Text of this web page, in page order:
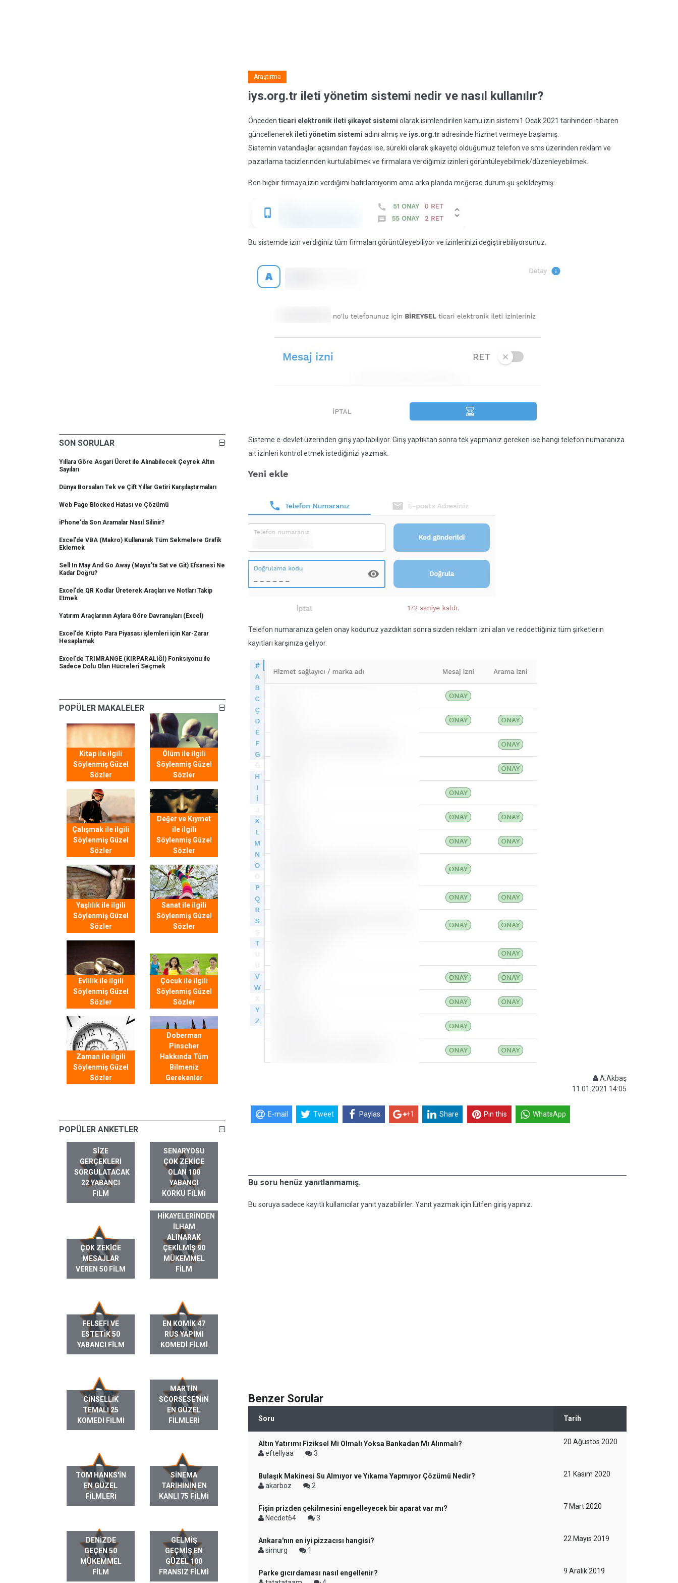
SON SORULAR
Yıllara Göre Asgari Ücret ile Alınabilecek Çeyrek Altın
Sayıları
Dünya Borsaları Tek ve Çift Yıllar Getiri Karşılaştırmaları
Web Page Blocked Hatası ve Çözümü
iPhone'da Son Aramalar Nasıl Silinir?
Excel'de VBA (Makro) Kullanarak Tüm Sekmelere Grafik
Eklemek
Sell In May And Go Away (Mayıs'ta Sat ve Git) Efsanesi Ne
Kadar Doğru?
Excel'de QR Kodlar Üreterek Araçları ve Notları Takip
Etmek
Yatırım Araçlarının Aylara Göre Davranışları (Excel)
Excel'de Kripto Para Piyasası işlemleri için Kar-Zarar
Hesaplamak
Excel'de TRIMRANGE (KIRPARALIĞI) Fonksiyonu ile
Sadece Dolu Olan Hücreleri Seçmek
POPÜLER MAKALELER
Kitap ile ilgili
Söylenmiş Güzel
Sözler
Ölüm ile ilgili
Söylenmiş Güzel
Sözler
Çalışmak ile ilgili
Söylenmiş Güzel
Sözler
Değer ve Kıymet
ile ilgili
Söylenmiş Güzel
Sözler
Yaşlılık ile ilgili
Söylenmiş Güzel
Sözler
Sanat ile ilgili
Söylenmiş Güzel
Sözler
Evlilik ile ilgili
Söylenmiş Güzel
Sözler
Çocuk ile ilgili
Söylenmiş Güzel
Sözler
Zaman ile ilgili
Söylenmiş Güzel
Sözler
Doberman
Pinscher
Hakkında Tüm
Bilmeniz
Gerekenler
POPÜLER ANKETLER
SIZE
GERÇEKLERI
SORGULATACAK
22 YABANCI
FILM
SENARYOSU
ÇOK ZEKICE
OLAN 100
YABANCI
KORKU FILMI
ÇOK ZEKICE
MESAJLAR
VEREN 50 FILM
GERÇEK HAYAT
HIKAYELERINDEN
ILHAM
ALINARAK
ÇEKILMIŞ 90
MÜKEMMEL
FILM
FELSEFI VE
ESTETIK 50
YABANCI FILM
EN KOMIK 47
RUS YAPIMI
KOMEDI FILMI
CINSELLIK
TEMALI 25
KOMEDI FILMI
MARTIN
SCORSESE'NIN
EN GÜZEL
FILMLERI
TOM HANKS'IN
EN GÜZEL
FILMLERI
SINEMA
TARIHININ EN
KANLI 75 FILMI
DENIZDE
GEÇEN 50
MÜKEMMEL
FILM
GELMIŞ
GEÇMIŞ EN
GÜZEL 100
FRANSIZ FILMI
Araştırma
iys.org.tr ileti yönetim sistemi nedir ve nasıl kullanılır?
Önceden ticari elektronik ileti şikayet sistemi olarak isimlendirilen kamu izin sistemi1 Ocak 2021 tarihinden itibaren
güncellenerek ileti yönetim sistemi adını almış ve iys.org.tr adresinde hizmet vermeye başlamış.
Sistemin vatandaşlar açısından faydası ise, sürekli olarak şikayetçi olduğumuz telefon ve sms üzerinden reklam ve
pazarlama tacizlerinden kurtulabilmek ve firmalara verdiğimiz izinleri görüntüleyebilmek/düzenleyebilmek.
Ben hiçbir firmaya izin verdiğimi hatırlamıyorım ama arka planda meğerse durum şu şekildeymiş:
Bu sistemde izin verdiğiniz tüm firmaları görüntüleyebiliyor ve izinlerinizi değiştirebiliyorsunuz.
Sisteme e-devlet üzerinden giriş yapılabiliyor. Giriş yaptıktan sonra tek yapmanız gereken ise hangi telefon numaranıza
ait izinleri kontrol etmek istediğinizi yazmak.
Telefon numaranıza gelen onay kodunuz yazdıktan sonra sizden reklam izni alan ve reddettiğiniz tüm şirketlerin
kayıtları karşınıza geliyor.
A.Akbaş
11.01.2021 14:05
E-mail Tweet Paylas +1 Share Pin this WhatsApp
Bu soru henüz yanıtlanmamış.
Bu soruya sadece kayıtlı kullanıcılar yanıt yazabilirler. Yanıt yazmak için lütfen giriş yapınız.
Benzer Sorular
Soru Tarih
Altın Yatırımı Fiziksel Mi Olmalı Yoksa Bankadan Mı Alınmalı?
eftellyaa
3
20 Ağustos 2020
Bulaşık Makinesi Su Almıyor ve Yıkama Yapmıyor Çözümü Nedir?
akarboz
2
21 Kasım 2020
Fişin prizden çekilmesini engelleyecek bir aparat var mı?
Necdet64
3
7 Mart 2020
Ankara'nın en iyi pizzacısı hangisi?
simurg
1
22 Mayıs 2019
Parke gıcırdaması nasıl engellenir?
9 Aralık 2019